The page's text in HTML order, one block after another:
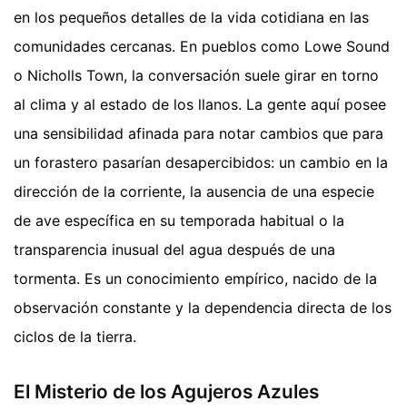
en los pequeños detalles de la vida cotidiana en las
comunidades cercanas. En pueblos como Lowe Sound
o Nicholls Town, la conversación suele girar en torno
al clima y al estado de los llanos. La gente aquí posee
una sensibilidad afinada para notar cambios que para
un forastero pasarían desapercibidos: un cambio en la
dirección de la corriente, la ausencia de una especie
de ave específica en su temporada habitual o la
transparencia inusual del agua después de una
tormenta. Es un conocimiento empírico, nacido de la
observación constante y la dependencia directa de los
ciclos de la tierra.
El Misterio de los Agujeros Azules